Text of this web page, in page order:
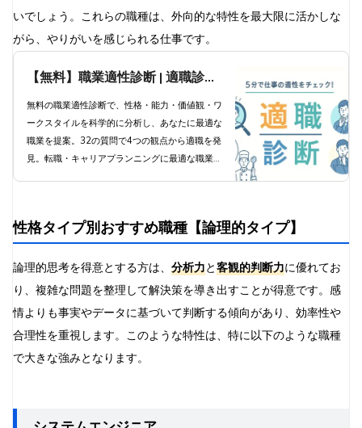
いでしょう。これらの職種は、外向的な特性を最大限に活かしな
がら、やりがいを感じられる仕事です。
【無料】職業適性診断 | 適職診断
で科学的分析と職業提案
無料の職業適性診断で、性格・能力・価値観・ワ
ークスタイルを科学的に分析し、あなたに最適な
職業を提案。32の質問で4つの観点から適職を発
見。転職・キャリアプランニングに最適な職業診
性格タイプ別おすすめ職種【論理的タイプ】
論理的思考を得意とする方は、 分析力と客観的判断力に優れてお
り、複雑な問題を整理して解決策を導き出すことが得意です。感
情よりも事実やデータに基づいて判断する傾向があり、効率性や
合理性を重視します。このような特性は、特に以下のような職種
で大きな強みとなります。